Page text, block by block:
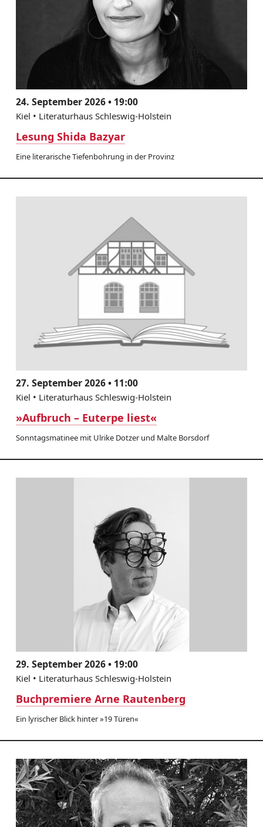
24. September 2026 • 19:00
Kiel • Literaturhaus Schleswig-Holstein
Lesung Shida Bazyar
Eine literarische Tiefenbohrung in der Provinz
27. September 2026 • 11:00
Kiel • Literaturhaus Schleswig-Holstein
»Aufbruch – Euterpe liest«
Sonntagsmatinee mit Ulrike Dotzer und Malte Borsdorf
29. September 2026 • 19:00
Kiel • Literaturhaus Schleswig-Holstein
Buchpremiere Arne Rautenberg
Ein lyrischer Blick hinter »19 Türen«